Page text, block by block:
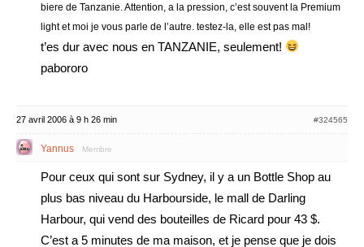
biere de Tanzanie. Attention, a la pression, c’est souvent la Premium
light et moi je vous parle de l’autre. testez-la, elle est pas mal!
t’es dur avec nous en TANZANIE, seulement!
pabororo
27 avril 2006 à 9 h 26 min #324565
Yannus Membre
Pour ceux qui sont sur Sydney, il y a un Bottle Shop au
plus bas niveau du Harbourside, le mall de Darling
Harbour, qui vend des bouteilles de Ricard pour 43 $.
C’est a 5 minutes de ma maison, et je pense que je dois